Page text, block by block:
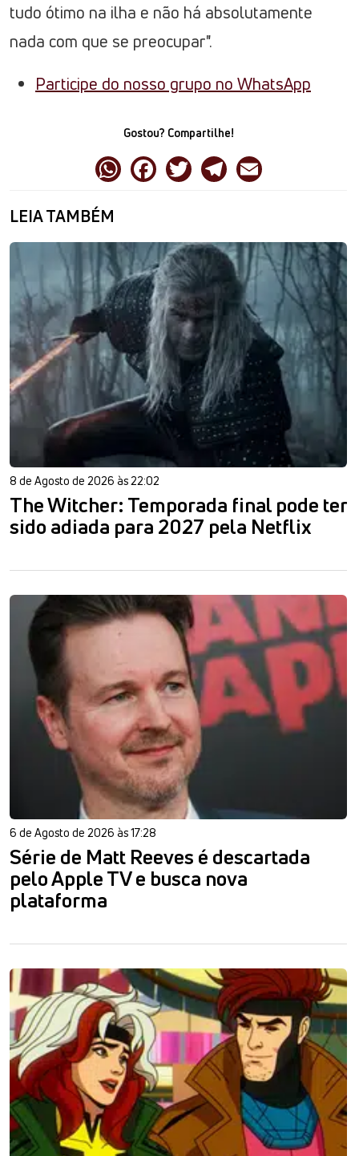
tudo ótimo na ilha e não há absolutamente
nada com que se preocupar".
Participe do nosso grupo no WhatsApp
Gostou? Compartilhe!
LEIA TAMBÉM
8 de Agosto de 2026 às 22:02
The Witcher: Temporada final pode ter
sido adiada para 2027 pela Netflix
6 de Agosto de 2026 às 17:28
Série de Matt Reeves é descartada
pelo Apple TV e busca nova
plataforma